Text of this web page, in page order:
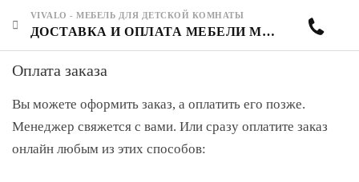
VIVALO - МЕБЕЛЬ ДЛЯ ДЕТСКОЙ КОМНАТЫ
ДОСТАВКА И ОПЛАТА МЕБЕЛИ МОНТЕССОРИ ОТ VIVALO
Оплата заказа
Вы можете оформить заказ, а оплатить его позже.
Менеджер свяжется с вами. Или сразу оплатите заказ
онлайн любым из этих способов: